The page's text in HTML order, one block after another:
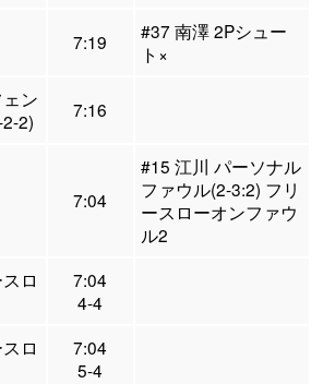
7:19
#37 南澤 2Pシュー
ト×
ン
2)
7:16
7:04
#15 江川 パーソナル
ファウル(2-3:2) フリ
ースローオンファウ
ル2
ロ
7:04
4-4
ロ
7:04
5-4